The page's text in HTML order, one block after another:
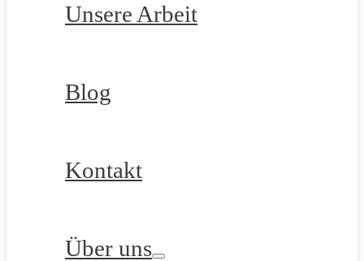
Unsere Arbeit
Blog
Kontakt
Über uns